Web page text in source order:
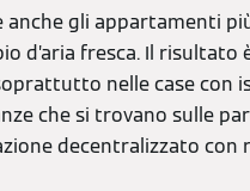
gli appartamenti
d’aria fresca. Il risultato
nelle case con
che si trovano sulle
decentralizzato